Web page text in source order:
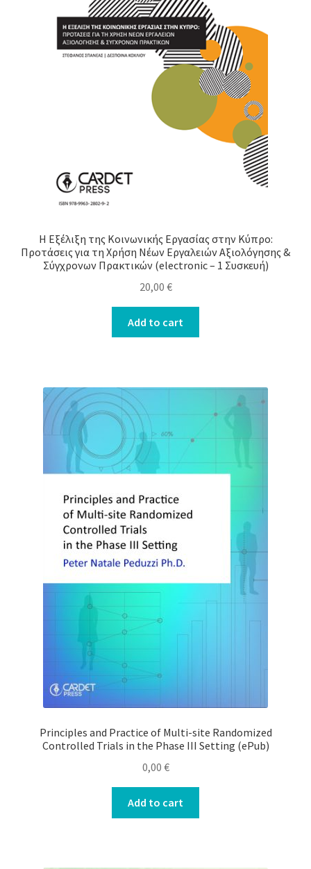
Η Εξέλιξη της Κοινωνικής Εργασίας στην Κύπρο:
Προτάσεις για τη Χρήση Νέων Εργαλειών Αξιολόγησης &
Σύγχρονων Πρακτικών (electronic – 1 Συσκευή)
20,00 €
Add to cart
Principles and Practice of Multi-site Randomized
Controlled Trials in the Phase III Setting (ePub)
0,00 €
Add to cart